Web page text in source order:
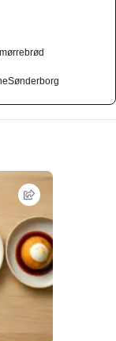
Sønderborg